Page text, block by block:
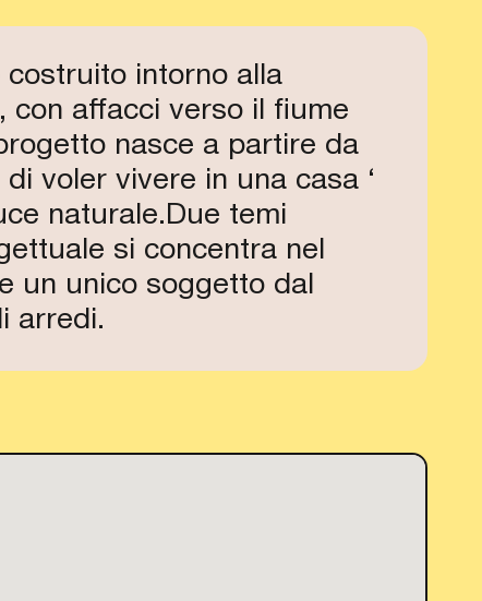
MAG 24
17:30
MAG 24
18:00
APERTO
costruito intorno alla
con affacci verso il fiume
nasce a partire da
voler vivere in una casa ‘
naturale.Due temi
si concentra nel
un unico soggetto dal
arredi.